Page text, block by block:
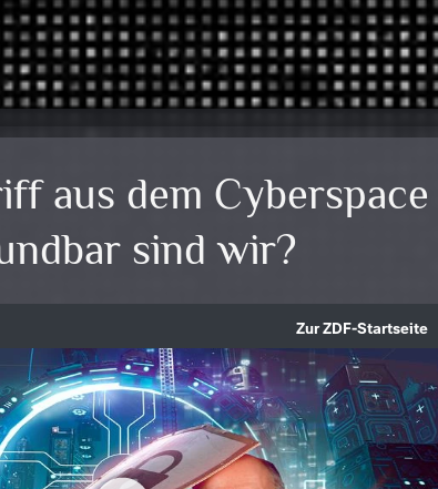
aus dem Cyberspace
sind wir?